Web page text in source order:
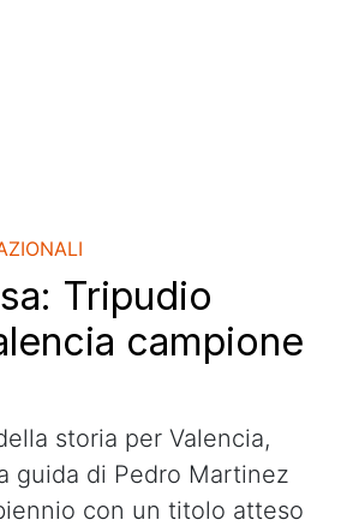
Tripudio
campione
storia per Valencia,
guida di Pedro Martinez
con un titolo atteso